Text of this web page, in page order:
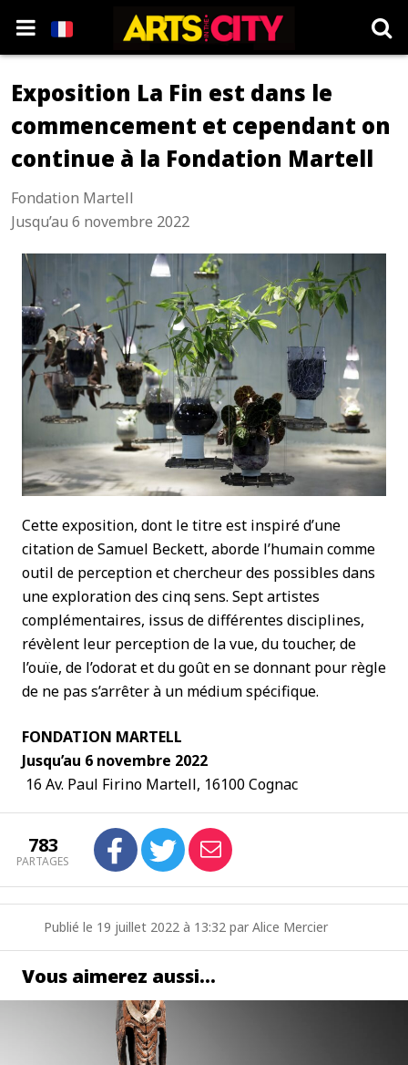
Exposition La Fin est dans le
commencement et cependant on
continue à la Fondation Martell
Fondation Martell
Jusqu’au 6 novembre 2022
Cette exposition, dont le titre est inspiré d’une
citation de Samuel Beckett, aborde l’humain comme
outil de perception et chercheur des possibles dans
une exploration des cinq sens. Sept artistes
complémentaires, issus de différentes disciplines,
révèlent leur perception de la vue, du toucher, de
l’ouïe, de l’odorat et du goût en se donnant pour règle
de ne pas s’arrêter à un médium spécifique.
FONDATION MARTELL
Jusqu’au 6 novembre 2022
16 Av. Paul Firino Martell, 16100 Cognac
783
PARTAGES
Publié le 19 juillet 2022 à 13:32 par Alice Mercier
Vous aimerez aussi…